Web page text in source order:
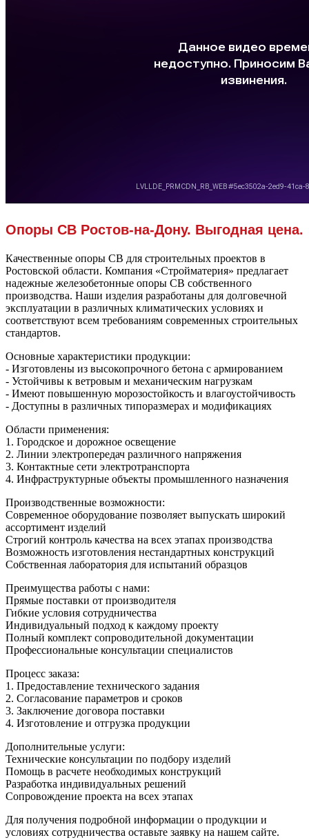
Опоры СВ Ростов-на-Дону. Выгодная цена.
Качественные опоры СВ для строительных проектов в
Ростовской области. Компания «Стройматерия» предлагает
надежные железобетонные опоры СВ собственного
производства. Наши изделия разработаны для долговечной
эксплуатации в различных климатических условиях и
соответствуют всем требованиям современных строительных
стандартов.
Основные характеристики продукции:
- Изготовлены из высокопрочного бетона с армированием
- Устойчивы к ветровым и механическим нагрузкам
- Имеют повышенную морозостойкость и влагоустойчивость
- Доступны в различных типоразмерах и модификациях
Области применения:
1. Городское и дорожное освещение
2. Линии электропередач различного напряжения
3. Контактные сети электротранспорта
4. Инфраструктурные объекты промышленного назначения
Производственные возможности:
Современное оборудование позволяет выпускать широкий
ассортимент изделий
Строгий контроль качества на всех этапах производства
Возможность изготовления нестандартных конструкций
Собственная лаборатория для испытаний образцов
Преимущества работы с нами:
Прямые поставки от производителя
Гибкие условия сотрудничества
Индивидуальный подход к каждому проекту
Полный комплект сопроводительной документации
Профессиональные консультации специалистов
Процесс заказа:
1. Предоставление технического задания
2. Согласование параметров и сроков
3. Заключение договора поставки
4. Изготовление и отгрузка продукции
Дополнительные услуги:
Технические консультации по подбору изделий
Помощь в расчете необходимых конструкций
Разработка индивидуальных решений
Сопровождение проекта на всех этапах
Для получения подробной информации о продукции и
условиях сотрудничества оставьте заявку на нашем сайте.